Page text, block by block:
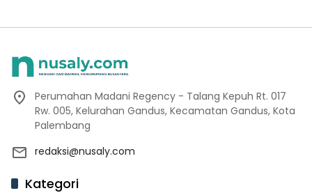
Perumahan Madani Regency - Talang Kepuh Rt. 017
Rw. 005, Kelurahan Gandus, Kecamatan Gandus, Kota
Palembang
redaksi@nusaly.com
Kategori